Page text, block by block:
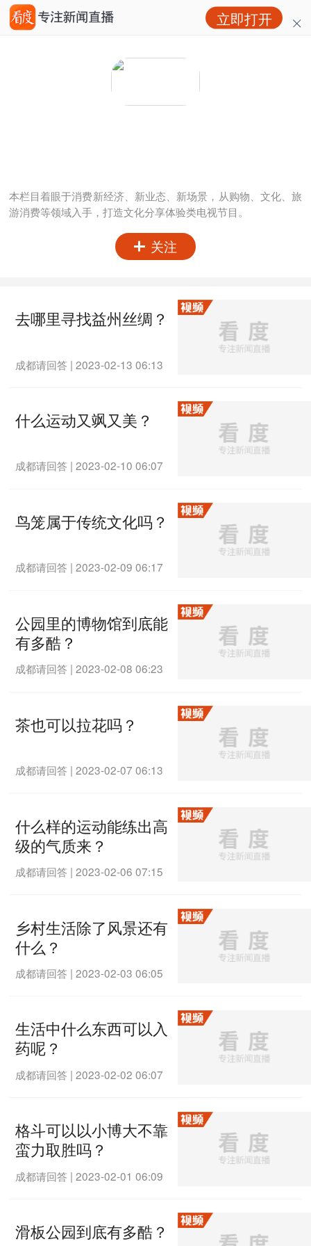
立即打开
本栏目着眼于消费新经济、新业态、新场景，从购物、文化、旅
游消费等领域入手，打造文化分享体验类电视节目。
关注
去哪里寻找益州丝绸？
成都请回答 |2023-02-13 06:13
什么运动又飒又美？
成都请回答 |2023-02-10 06:07
鸟笼属于传统文化吗？
成都请回答 |2023-02-09 06:17
公园里的博物馆到底能
有多酷？
成都请回答 |2023-02-08 06:23
茶也可以拉花吗？
成都请回答 |2023-02-07 06:13
什么样的运动能练出高
级的气质来？
成都请回答 |2023-02-06 07:15
乡村生活除了风景还有
什么？
成都请回答 |2023-02-03 06:05
生活中什么东西可以入
药呢？
成都请回答 |2023-02-02 06:07
格斗可以以小博大不靠
蛮力取胜吗？
成都请回答 |2023-02-01 06:09
滑板公园到底有多酷？